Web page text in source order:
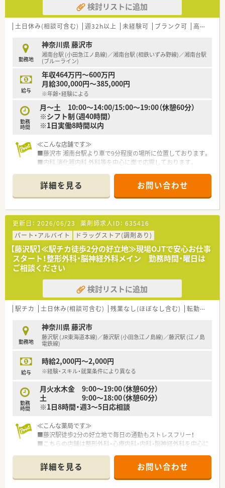
【想定されるキャリアイメージ】
■転居を伴う転勤がないため、地域に根差し、長期的に安定した
キャリアを築くことが可能です。
継続的にアップデートできます。
■複数科目応需の環境で、多様な症例を経験することで薬剤師と
しての対応力が大きく向上します。
【こんな方が活躍中】
■藤沢駅というターミナル駅の近くで、通勤の利便性を最優先に
考えている方に最適な環境です。
■整形外科、心療内科、脳外科など専門性の高い処方箋を通じて
スキルアップしたい方に適しています。
■常時複数名体制での勤務を希望し、チームで協力しながら業務
検討リストに追加
土日休み(相談可含む) 週32h以上 未経験可 ブランク可 高給与(600万円以上)
勤務地
神奈川県 藤沢市
湘南台駅 (小田急江ノ島線)／湘南台駅 (相鉄いずみ野線)／湘南台駅
(ブルーライン)
給与
年収464万円～600万円
月給300,000円～385,000円
※年齢・経験による
勤務
時間
月～土 10:00～14:00/15:00～19:00（休憩60分）
※シフト制（週40時間）
※1日実働8時間以内
≪こんな店舗です≫
■藤沢市 湘南台駅より車で9分程度の場所に位置しております。
■内科,消化器内科,外科等を中心に面で応需しております。
≪こんな企業です≫
■北海道・東北で高いシェアを誇る大手ドラッグストアチェーン
です。
■売上はグループ全体で8,000億円超、店舗数も1,900店舗超、子
会社含むグループ全体では2,300店舗超の東証プライム上場企業
です。
■病院門前･併設型･ドライブスルー型・専門店と患者様ニーズに
応えるべく多様な形態を展開しており、
全店で患者様・現場目線での店舗運営を行っております。
■年間休日110日、有休消化もしやすい環境です。しっかり働い
て、その分オフの日はゆっくりリフレッシュできます。
メリハリをつけながらお仕事したい方にも最適です。
■福利厚生は業界内でもトップクラスの水準！
傷病による長期休業または退職後、会社から給与支給がなくな
った後も、60歳まで給与が保障される「LTD制度」を導入しており
それぞれの生活ニーズに合わせて補償額を選択でき、万が一の
際も本人と家族の生活を支えます。
■産前産後休暇100％取得可能、ライフスタイルの変化にあわせ
１年以上勤務した社員は子供が1歳に達する前日まで育児休業
を取得することができます。
■「新入社員研修」の他、基礎固めの「薬剤師新入社員研修」など
様々な研修制度がございます。
自宅学習が可能なe-ラーニング講座、本人のキャリアアップの
研修認定薬剤師資格取得補助も完備しております。（e-
learning受講料無料、申請・更新費用も全額会社負担）
■教育体制の他、明確な昇格基準を設けておりますので、ご自身
けます。
■調剤・OTC併設店ですので、OTCにご興味のある方も歓迎です！
何でも相談できるかかりつけ薬剤師として活躍できるフィー
詳細を見る お問い合わせ
更新日： 2026/06/23 薬剤師求人ID： 635416
パート・アルバイト
ドラッグストア(調剤あり)
【藤沢駅】≪駅チカ徒歩2分の好立地≫現場OJTで安心お仕事
スタート！整形外科・脳神経外科メイン 勤務時間・曜日は
ご相談ください
検討リストに追加
駅チカ 土日休み(相談可含む) 残業なし(ほぼなし含む) 転勤なし
勤務地
神奈川県 藤沢市
藤沢駅 (JR東海道本線)／藤沢駅 (小田急江ノ島線)／藤沢駅 (江ノ島
電鉄線)
給与
時給2,000円～2,000円
※経験・スキル・就業条件により異なる
勤務
時間
月火水木金 9:00～19:00（休憩60分）
土 9:00～18:00（休憩60分）
※1日8時間・週3～5日応相談
≪こんな薬局です≫
■藤沢駅徒歩2分の好立地で毎日の通勤もストレスフリー！
■こちらの店舗は整形外科・心療内科・内科・脳神経外科を中心に
■応需枚数は一日あたり80～130枚程度です。
■薬剤師は常時3～4名で運営しています。20～60代が活躍して
いる環境です。
詳細を見る お問い合わせ